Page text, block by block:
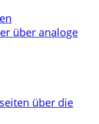
über analoge
über die